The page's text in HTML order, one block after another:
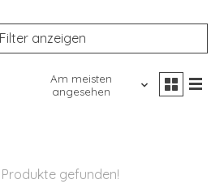
Filter anzeigen
Am meisten
angesehen
Produkte gefunden!